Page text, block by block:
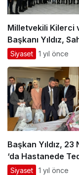
Milletvekili Kilerci
Başkanı Yıldız,
Basın
Siyaset 1 yıl önce
Başkan Yıldız, 23
‘da Hastanede
Gören Çocukları
Siyaset 1 yıl önce